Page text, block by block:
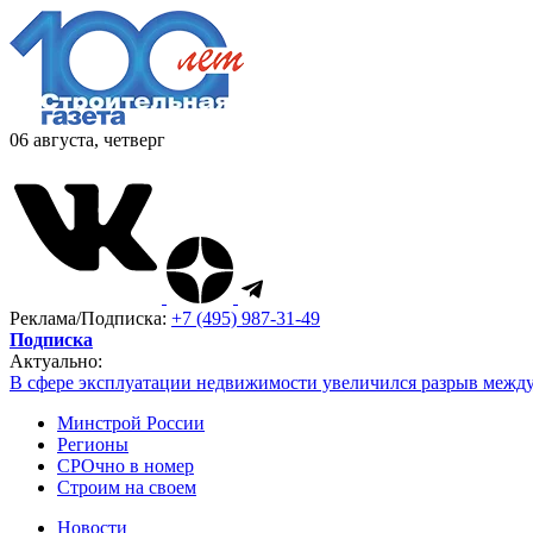
06 августа, четверг
Реклама/Подписка: +7 (495) 987-31-49
Подписка
Актуально:
В сфере эксплуатации недвижимости увеличился разрыв
Минстрой России
Регионы
СРОчно в номер
Строим на своем
Новости